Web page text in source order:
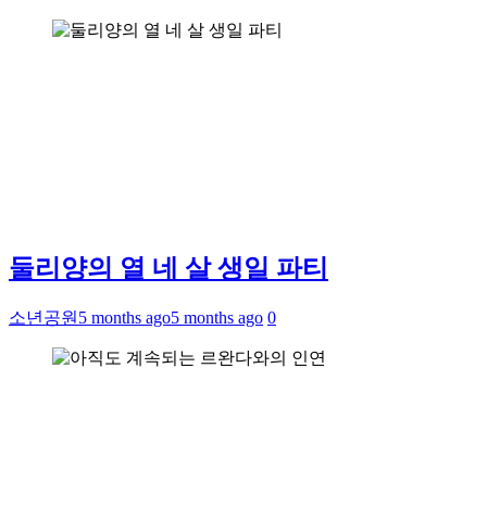
둘리양의 열 네 살 생일 파티
소년공원 5 months ago5 months ago 0